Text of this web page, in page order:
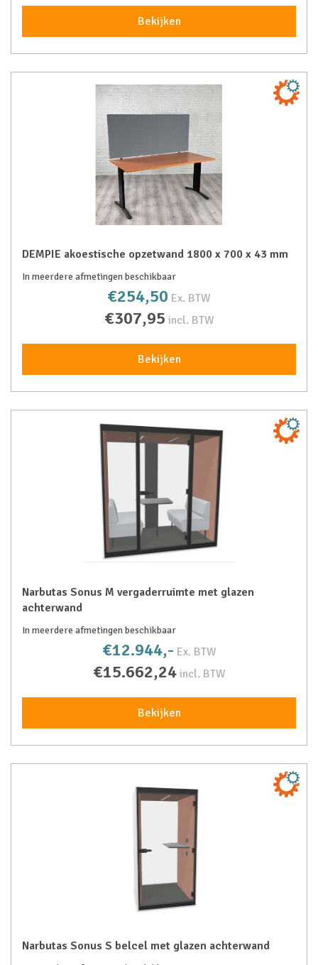
Bekijken
DEMPIE akoestische opzetwand 1800 x 700 x 43 mm
In meerdere afmetingen beschikbaar
€254,50 Ex. BTW
€307,95 incl. BTW
Bekijken
Narbutas Sonus M vergaderruimte met glazen
achterwand
In meerdere afmetingen beschikbaar
€12.944,- Ex. BTW
€15.662,24 incl. BTW
Bekijken
Narbutas Sonus S belcel met glazen achterwand